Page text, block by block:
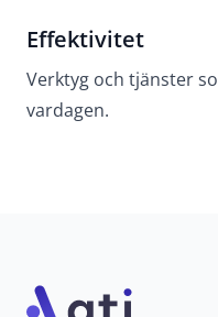
Effektivitet
Verktyg och tjänster
vardagen.